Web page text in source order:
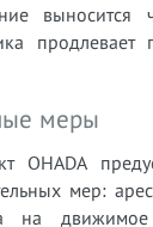
выносится
меры
OHADA
мер:
на движимое